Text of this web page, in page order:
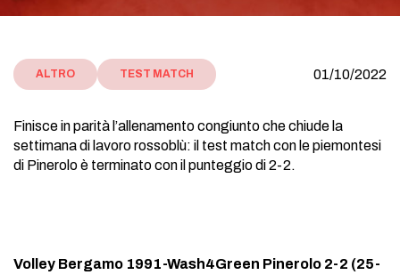
ALTRO TEST MATCH 01/10/2022
Finisce in parità l’allenamento congiunto che chiude la
settimana di lavoro rossoblù: il test match con le piemontesi
di Pinerolo è terminato con il punteggio di 2-2.
Volley Bergamo 1991-Wash4Green Pinerolo 2-2 (25-